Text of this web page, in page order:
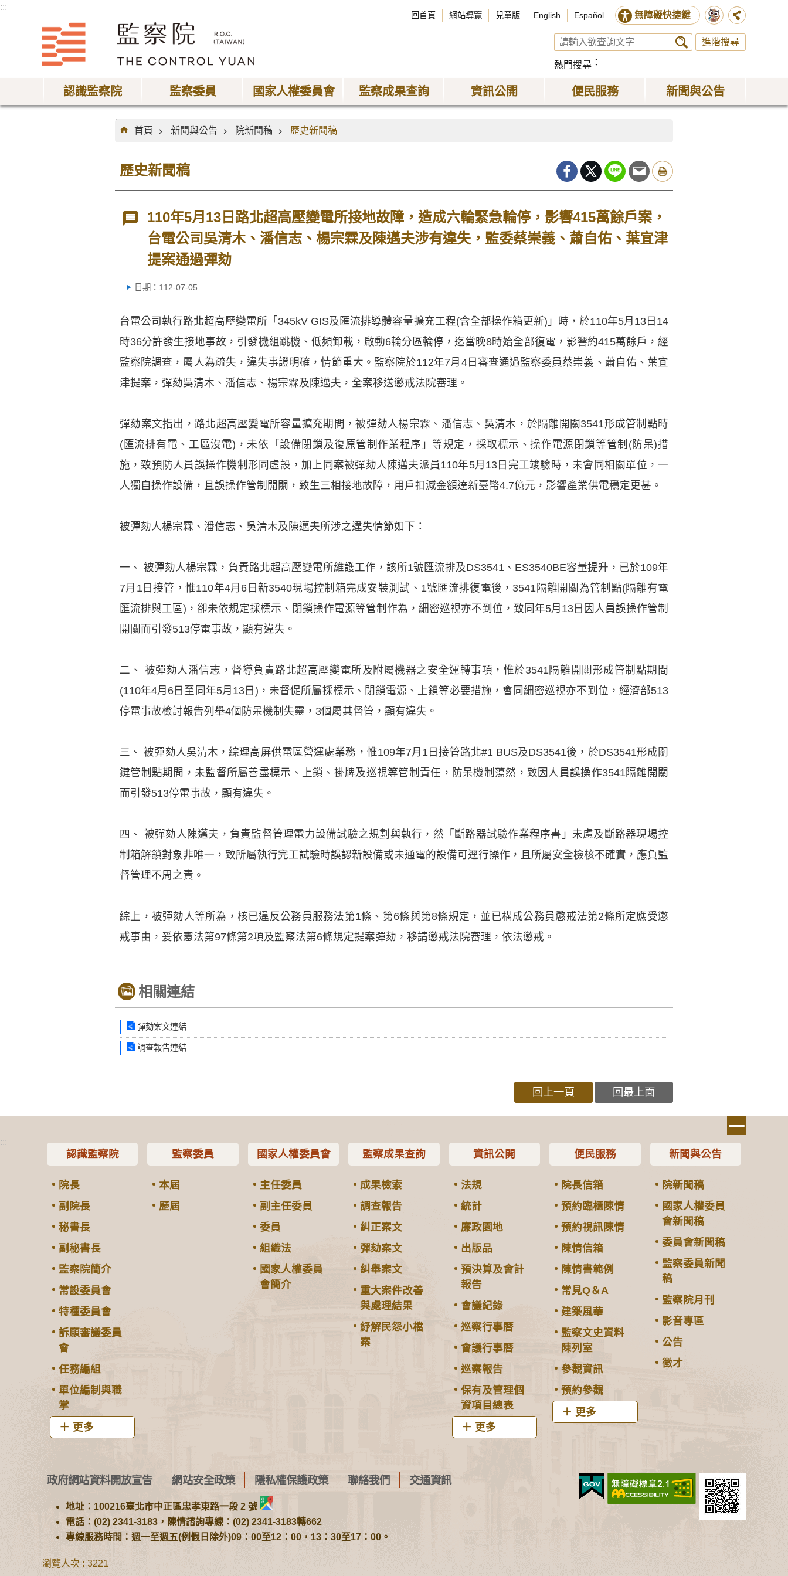
:::
回首頁 網站導覽 兒童版 English Español 無障礙快捷鍵
進階搜尋
熱門搜尋
認識監察院 監察委員 國家人權委員會 監察成果查詢 資訊公開 便民服務 新聞與公告
:::
首頁
新聞與公告 院新聞稿 歷史新聞稿
歷史新聞稿
110年5月13日路北超高壓變電所接地故障，造成六輪緊急輪停，影響415萬餘戶案，
台電公司吳清木、潘信志、楊宗霖及陳邁夫涉有違失，監委蔡崇義、蕭自佑、葉宜津
提案通過彈劾
日期：112-07-05
台電公司執行路北超高壓變電所「345kV GIS及匯流排導體容量擴充工程(含全部操作箱更新)」時，於110年5月13日14
時36分許發生接地事故，引發機組跳機、低頻卸載，啟動6輪分區輪停，迄當晚8時始全部復電，影響約415萬餘戶，經
監察院調查，屬人為疏失，違失事證明確，情節重大。監察院於112年7月4日審查通過監察委員蔡崇義、蕭自佑、葉宜
津提案，彈劾吳清木、潘信志、楊宗霖及陳邁夫，全案移送懲戒法院審理。
彈劾案文指出，路北超高壓變電所容量擴充期間，被彈劾人楊宗霖、潘信志、吳清木，於隔離開關3541形成管制點時
(匯流排有電、工區沒電)，未依「設備閉鎖及復原管制作業程序」等規定，採取標示、操作電源閉鎖等管制(防呆)措
施，致預防人員誤操作機制形同虛設，加上同案被彈劾人陳邁夫派員110年5月13日完工竣驗時，未會同相關單位，一
人獨自操作設備，且誤操作管制開關，致生三相接地故障，用戶扣減金額達新臺幣4.7億元，影響產業供電穩定更甚。
被彈劾人楊宗霖、潘信志、吳清木及陳邁夫所涉之違失情節如下：
一、 被彈劾人楊宗霖，負責路北超高壓變電所維護工作，該所1號匯流排及DS3541、ES3540BE容量提升，已於109年
7月1日接管，惟110年4月6日新3540現場控制箱完成安裝測試、1號匯流排復電後，3541隔離開關為管制點(隔離有電
匯流排與工區)，卻未依規定採標示、閉鎖操作電源等管制作為，細密巡視亦不到位，致同年5月13日因人員誤操作管制
開關而引發513停電事故，顯有違失。
二、 被彈劾人潘信志，督導負責路北超高壓變電所及附屬機器之安全運轉事項，惟於3541隔離開關形成管制點期間
(110年4月6日至同年5月13日)，未督促所屬採標示、閉鎖電源、上鎖等必要措施，會同細密巡視亦不到位，經濟部513
停電事故檢討報告列舉4個防呆機制失靈，3個屬其督管，顯有違失。
三、 被彈劾人吳清木，綜理高屏供電區營運處業務，惟109年7月1日接管路北#1 BUS及DS3541後，於DS3541形成關
鍵管制點期間，未監督所屬善盡標示、上鎖、掛牌及巡視等管制責任，防呆機制蕩然，致因人員誤操作3541隔離開關
而引發513停電事故，顯有違失。
四、 被彈劾人陳邁夫，負責監督管理電力設備試驗之規劃與執行，然「斷路器試驗作業程序書」未慮及斷路器現場控
制箱解鎖對象非唯一，致所屬執行完工試驗時誤認新設備或未通電的設備可逕行操作，且所屬安全檢核不確實，應負監
督管理不周之責。
綜上，被彈劾人等所為，核已違反公務員服務法第1條、第6條與第8條規定，並已構成公務員懲戒法第2條所定應受懲
戒事由，爰依憲法第97條第2項及監察法第6條規定提案彈劾，移請懲戒法院審理，依法懲戒。
相關連結
彈劾案文連結
調查報告連結
回上一頁 回最上面
:::
認識監察院
院長
副院長
秘書長
副秘書長
監察院簡介
常設委員會
特種委員會
訴願審議委員
會
任務編組
單位編制與職
掌
更多
監察委員
本屆
歷屆
國家人權委員會
主任委員
副主任委員
委員
組織法
國家人權委員
會簡介
監察成果查詢
成果檢索
調查報告
糾正案文
彈劾案文
糾舉案文
重大案件改善
與處理結果
紓解民怨小檔
案
資訊公開
法規
統計
廉政園地
出版品
預決算及會計
報告
會議紀錄
巡察行事曆
會議行事曆
巡察報告
保有及管理個
資項目總表
更多
便民服務
院長信箱
預約臨櫃陳情
預約視訊陳情
陳情信箱
陳情書範例
常見Q＆A
建築風華
監察文史資料
陳列室
參觀資訊
預約參觀
更多
新聞與公告
院新聞稿
國家人權委員
會新聞稿
委員會新聞稿
監察委員新聞
稿
監察院月刊
影音專區
公告
徵才
政府網站資料開放宣告 網站安全政策 隱私權保護政策 聯絡我們 交通資訊
地址：100216臺北市中正區忠孝東路一段 2 號
電話：(02) 2341-3183，陳情諮詢專線：(02) 2341-3183轉662
專線服務時間：週一至週五(例假日除外)09：00至12：00，13：30至17：00。
瀏覽人次 3221